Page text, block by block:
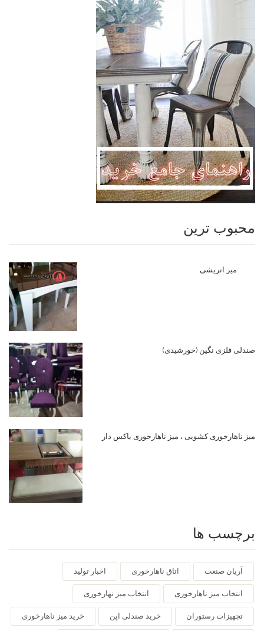
محبوب ترین
میز اتریشی
صندلی فلزی نگین (خورشیدی)
میز ناهارخوری کشویی ، میز ناهارخوری باکس دار
برچسب ها
آریان صنعت اتاق ناهارخوری اخبار تولید
انتخاب میز ناهارخوری انتخاب میز نهارخوری
تجهیزات رستوران خرید صندلی اپن خرید میز ناهارخوری